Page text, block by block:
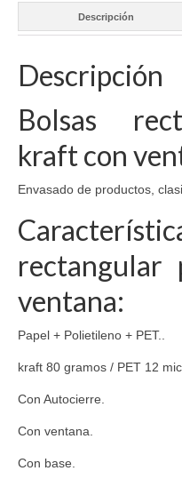
Descripción
Descripción
Bolsas
kraft con
Envasado de productos,
rectangular
ventana:
Papel + Polietileno + PET..
kraft 80 gramos / PET 12
Con Autocierre.
Con ventana.
Con base.